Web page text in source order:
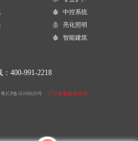
中控系统
亮化照明
智能建筑
：400-991-2218
粤ICP备16106620号 产品参数解释声明